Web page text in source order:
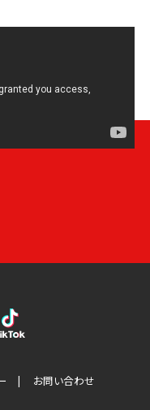
お問い合わせ